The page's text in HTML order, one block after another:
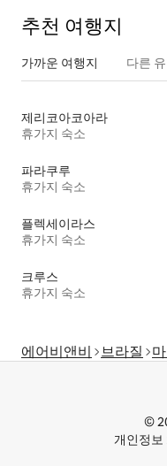
추천 여행지
가까운 여행지 다른
제리코아코아라
휴가지 숙소
파라쿠루
휴가지 숙소
플렉세이라스
휴가지 숙소
크루스
휴가지 숙소
에어비앤비 브라질
©
개인정보